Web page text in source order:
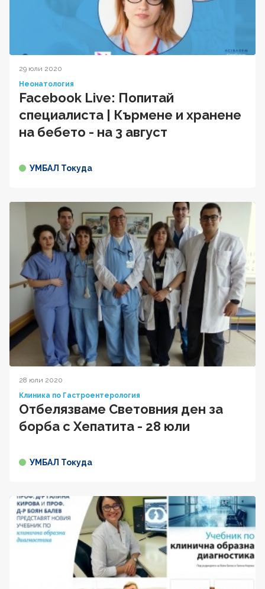
29 юли 2020
Неонатология
Facebook Live: Попитай
специалиста | Кърмене и хранене
на бебето - на 3 август
УМБАЛ Токуда
28 юли 2020
Клиника по Гастроентерология
Отбелязваме Световния ден за
борба с Хепатита - 28 юли
УМБАЛ Токуда